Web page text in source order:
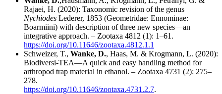
Rajaei, H. (2020): Taxonomic revision of the genus
Nychiodes Lederer, 1853 (Geometridae: Ennominae:
Boarmiini) with description of three new species—an
integrative approach. – Zootaxa 4812 (1): 1–61.
https://doi.org/10.11646/zootaxa.4812.1.1
Schweizer, T., Wanke, D., Haas, M. & Krogmann, L. (2020):
Biodiversi-TEA—A quick and easy handling method for
arthropod trap material in ethanol. – Zootaxa 4731 (2): 275–
278.
https://doi.org/10.11646/zootaxa.4731.2.7.